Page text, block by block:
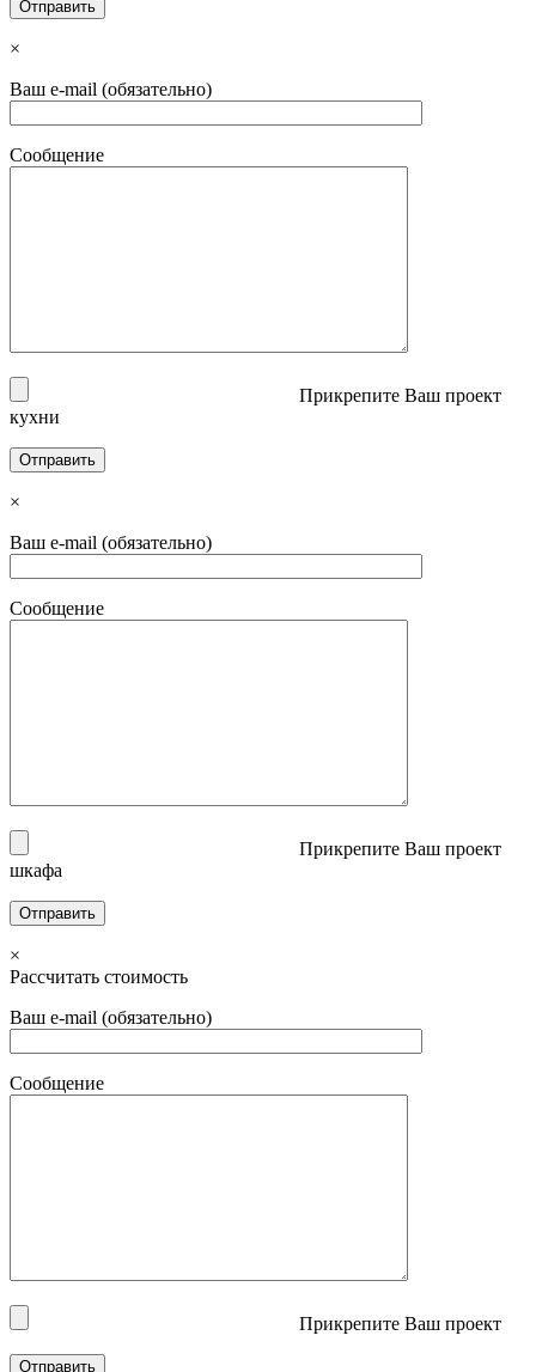
×
Ваш e-mail (обязательно)
Сообщение
Прикрепите Ваш проект
кухни
×
Ваш e-mail (обязательно)
Сообщение
Прикрепите Ваш проект
шкафа
×
Рассчитать стоимость
Ваш e-mail (обязательно)
Сообщение
Прикрепите Ваш проект